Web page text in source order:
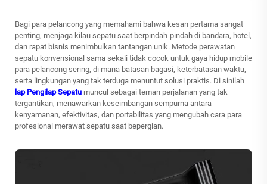
Bagi para pelancong yang memahami bahwa kesan pertama sangat
penting, menjaga kilau sepatu saat berpindah-pindah di bandara, hotel,
dan rapat bisnis menimbulkan tantangan unik. Metode perawatan
sepatu konvensional sama sekali tidak cocok untuk gaya hidup mobile
para pelancong sering, di mana batasan bagasi, keterbatasan waktu,
serta lingkungan yang tak terduga menuntut solusi praktis. Di sinilah
lap Pengilap Sepatu muncul sebagai teman perjalanan yang tak
tergantikan, menawarkan keseimbangan sempurna antara
kenyamanan, efektivitas, dan portabilitas yang mengubah cara para
profesional merawat sepatu saat bepergian.